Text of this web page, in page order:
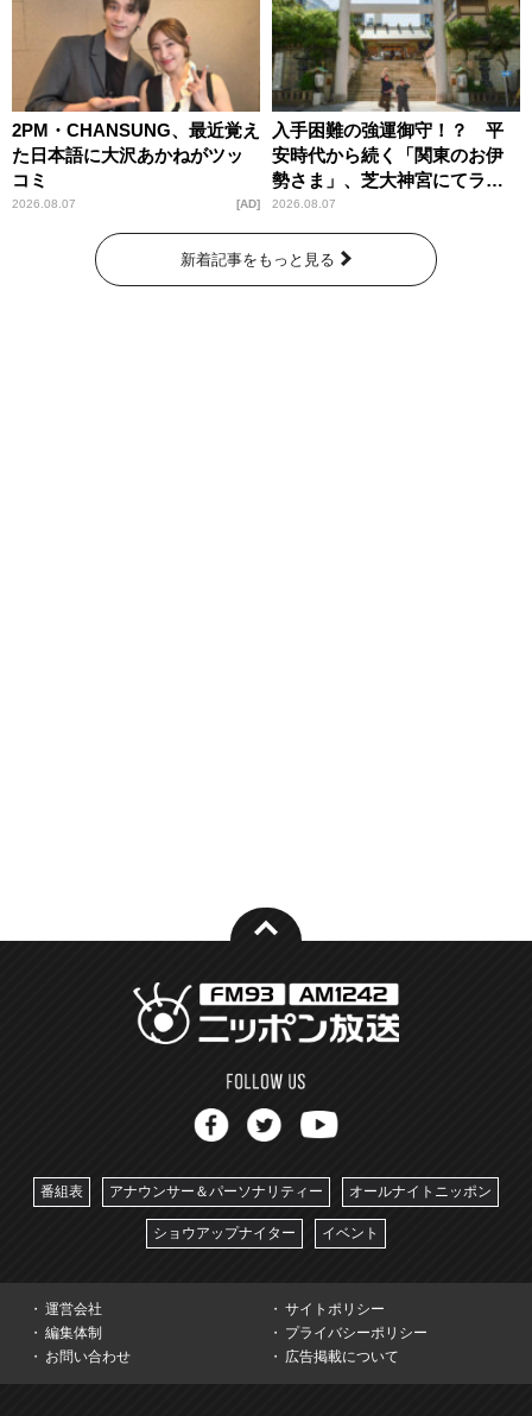
2PM・CHANSUNG、最近覚え
た日本語に大沢あかねがツッ
コミ
2026.08.07 AD
入手困難の強運御守！？ 平
安時代から続く「関東のお伊
勢さま」、芝大神宮にてラン
パンプスが合格祈願！
2026.08.07
新着記事をもっと見る
番組表 アナウンサー＆パーソナリティー オールナイトニッポン
ショウアップナイター イベント
運営会社
サイトポリシー
編集体制
プライバシーポリシー
お問い合わせ
広告掲載について